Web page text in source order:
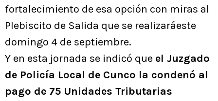
fortalecimiento de esa opción con miras al
Plebiscito de Salida que se realizaráeste
domingo 4 de septiembre.
Y en esta jornada se indicó que el Juzgado
de Policía Local de Cunco la condenó al
pago de 75 Unidades Tributarias